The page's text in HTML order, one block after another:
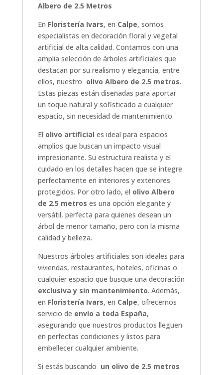
Albero de 2.5 Metros
En Floristería Ivars, en Calpe, somos
especialistas en decoración floral y vegetal
artificial de alta calidad. Contamos con una
amplia selección de árboles artificiales que
destacan por su realismo y elegancia, entre
ellos, nuestro olivo Albero de 2.5 metros.
Estas piezas están diseñadas para aportar
un toque natural y sofisticado a cualquier
espacio, sin necesidad de mantenimiento.
El olivo artificial es ideal para espacios
amplios que buscan un impacto visual
impresionante. Su estructura realista y el
cuidado en los detalles hacen que se integre
perfectamente en interiores y exteriores
protegidos. Por otro lado, el olivo Albero
de 2.5 metros es una opción elegante y
versátil, perfecta para quienes desean un
árbol de menor tamaño, pero con la misma
calidad y belleza.
Nuestros árboles artificiales son ideales para
viviendas, restaurantes, hoteles, oficinas o
cualquier espacio que busque una decoración
exclusiva y sin mantenimiento. Además,
en Floristería Ivars, en Calpe, ofrecemos
servicio de envío a toda España,
asegurando que nuestros productos lleguen
en perfectas condiciones y listos para
embellecer cualquier ambiente.
Si estás buscando un olivo de 2.5 metros